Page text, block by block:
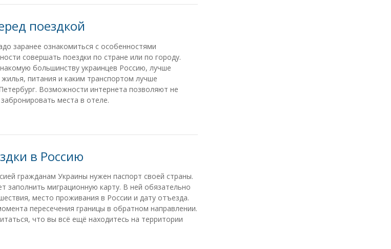
поездкой
заранее ознакомиться с особенностями
совершать поездки по стране или по городу.
большинству украинцев Россию, лучше
питания и каким транспортом лучше
Возможности интернета позволяют не
места в отеле.
в Россию
гражданам Украины нужен паспорт своей страны.
заполнить миграционную карту. В ней обязательно
место проживания в России и дату отъезда.
пересечения границы в обратном направлении.
что вы всё ещё находитесь на территории